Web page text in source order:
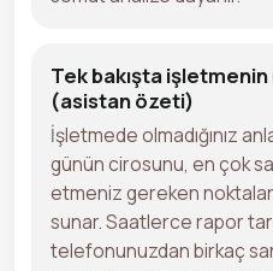
Tek bakışta işletmenin
(asistan özeti)
İşletmede olmadığınız
günün cirosunu, en çok
etmeniz gereken
sunar. Saatlerce rapor
telefonunuzdan birkaç